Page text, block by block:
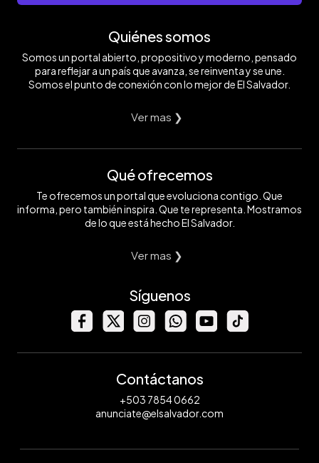
Quiénes somos
Somos un portal abierto, propositivo y moderno, pensado
para reflejar a un país que avanza, se reinventa y se une.
Somos el punto de conexión con lo mejor de El Salvador.
Ver mas ❯
Qué ofrecemos
Te ofrecemos un portal que evoluciona contigo. Que
informa, pero también inspira. Que te representa. Mostramos
de lo que está hecho El Salvador.
Ver mas ❯
Síguenos
Contáctanos
+503 7854 0662
anunciate@elsalvador.com